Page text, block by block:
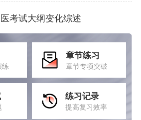
考试大纲变化综述
章节练习
章节专项突破
练习记录
提高复习效率